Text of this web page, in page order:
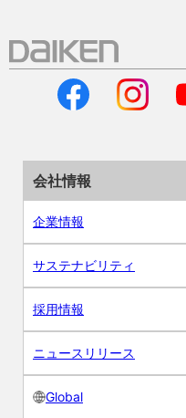
会社情報
企業情報
サステナビリティ
採用情報
ニュースリリース
Global